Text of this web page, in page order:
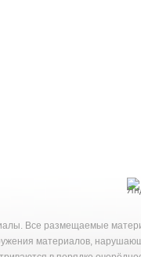
Все размещаемые
материалов,